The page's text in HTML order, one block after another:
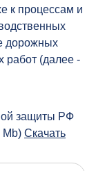
к процессам и
дорожных
работ (далее -
защиты РФ
Mb) Скачать